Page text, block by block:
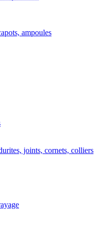
ampoules
joints, cornets, colliers